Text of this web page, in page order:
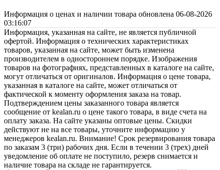
Информация о ценах и наличии товара обновлена 06-08-2026
03:16:07
Информация, указанная на сайте, не является публичной
офертой. Информация о технических характеристиках
товаров, указанная на сайте, может быть изменена
производителем в одностороннем порядке. Изображения
товаров на фотографиях, представленных в каталоге на сайте,
могут отличаться от оригиналов. Информация о цене товара,
указанная в каталоге на сайте, может отличаться от
фактической к моменту оформления заказа на товар.
Подтверждением цены заказанного товара является
сообщение от kealan.ru о цене такого товара, в виде счета на
оплату заказа. На сайте указаны оптовые цены. Скидки
действуют не на все товары, уточните информацию у
менеджеров kealan.ru. Внимание! Срок резервирования товара
по заказам 3 (три) рабочих дня. Если в течении 3 (трех) дней
уведомление об оплате не поступило, резерв снимается и
наличие товара на складе не гарантируется.